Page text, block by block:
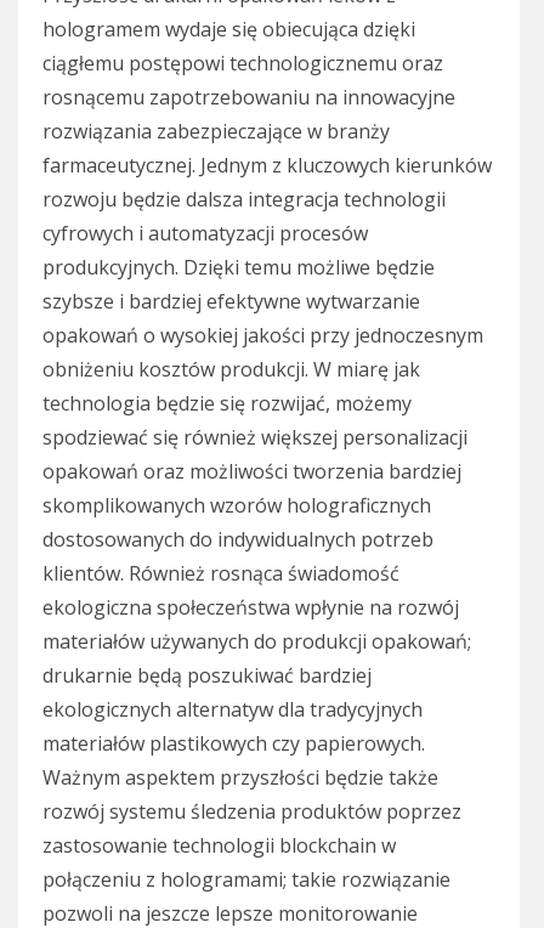
hologramem wydaje się obiecująca dzięki
ciągłemu postępowi technologicznemu oraz
rosnącemu zapotrzebowaniu na innowacyjne
rozwiązania zabezpieczające w branży
farmaceutycznej. Jednym z kluczowych kierunków
rozwoju będzie dalsza integracja technologii
cyfrowych i automatyzacji procesów
produkcyjnych. Dzięki temu możliwe będzie
szybsze i bardziej efektywne wytwarzanie
opakowań o wysokiej jakości przy jednoczesnym
obniżeniu kosztów produkcji. W miarę jak
technologia będzie się rozwijać, możemy
spodziewać się również większej personalizacji
opakowań oraz możliwości tworzenia bardziej
skomplikowanych wzorów holograficznych
dostosowanych do indywidualnych potrzeb
klientów. Również rosnąca świadomość
ekologiczna społeczeństwa wpłynie na rozwój
materiałów używanych do produkcji opakowań;
drukarnie będą poszukiwać bardziej
ekologicznych alternatyw dla tradycyjnych
materiałów plastikowych czy papierowych.
Ważnym aspektem przyszłości będzie także
rozwój systemu śledzenia produktów poprzez
zastosowanie technologii blockchain w
połączeniu z hologramami; takie rozwiązanie
pozwoli na jeszcze lepsze monitorowanie